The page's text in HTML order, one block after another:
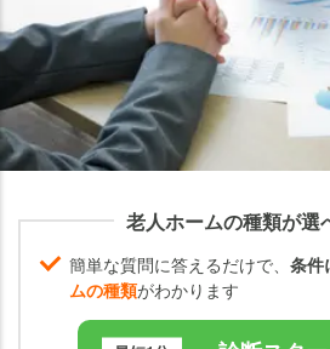
老人ホームの種類が選
簡単な質問に答えるだけで、 条件
ムの種類がわかります
いく
有
料
老
ホ
ー
ム
実